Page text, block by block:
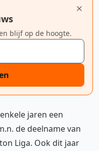
blijf op de hoogte.
jaren een
de deelname van
Liga. Ook dit jaar